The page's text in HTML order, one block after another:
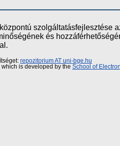
szolgáltatásfejlesztése
és
repozitorium AT uni-bge.hu
which is developed by the School of